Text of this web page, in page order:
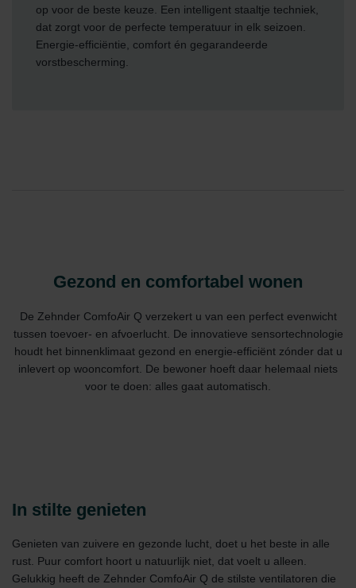
op voor de beste keuze. Een intelligent staaltje techniek,
dat zorgt voor de perfecte temperatuur in elk seizoen.
Energie-efficiëntie, comfort én gegarandeerde
vorstbescherming.
Gezond en comfortabel wonen
De Zehnder ComfoAir Q verzekert u van een perfect evenwicht
tussen toevoer- en afvoerlucht. De innovatieve sensortechnologie
houdt het binnenklimaat gezond en energie-efficiënt zónder dat u
inlevert op wooncomfort. De bewoner hoeft daar helemaal niets
voor te doen: alles gaat automatisch.
In stilte genieten
Genieten van zuivere en gezonde lucht, doet u het beste in alle
rust. Puur comfort hoort u natuurlijk niet, dat voelt u alleen.
Gelukkig heeft de Zehnder ComfoAir Q de stilste ventilatoren die